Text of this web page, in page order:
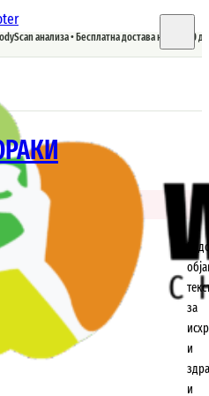
анализа • Бесплатна достава над 5.900
за
и
и